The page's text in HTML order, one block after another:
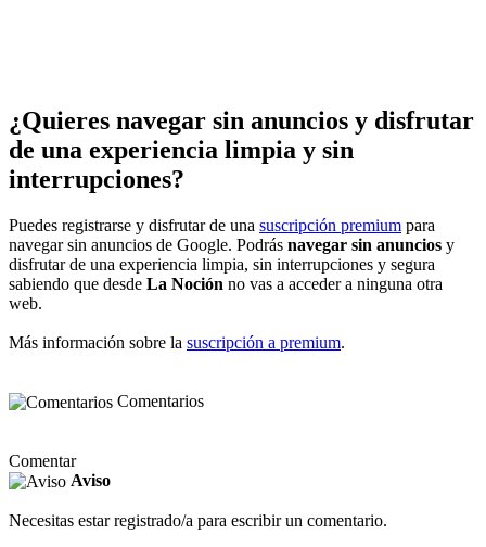
¿Quieres navegar sin anuncios y disfrutar
de una experiencia limpia y sin
interrupciones?
Puedes registrarse y disfrutar de una suscripción premium para
navegar sin anuncios de Google. Podrás navegar sin anuncios y
disfrutar de una experiencia limpia, sin interrupciones y segura
sabiendo que desde La Noción no vas a acceder a ninguna otra
web.
Más información sobre la suscripción a premium.
Comentarios
Comentar
Aviso
Necesitas estar registrado/a para escribir un comentario.